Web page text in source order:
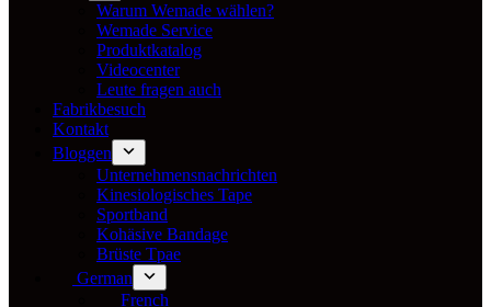
Warum Wemade wählen?
Wemade Service
Produktkatalog
Videocenter
Leute fragen auch
Fabrikbesuch
Kontakt
Bloggen
Unternehmensnachrichten
Kinesiologisches Tape
Sportband
Kohäsive Bandage
Brüste Tpae
German
French